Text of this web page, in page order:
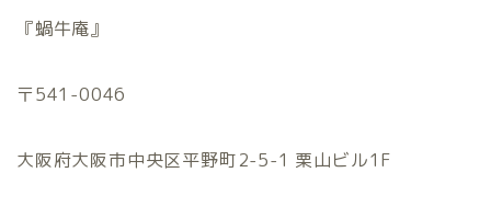
『蝸牛庵』
〒541-0046
大阪府大阪市中央区平野町2-5-1 栗山ビル1F